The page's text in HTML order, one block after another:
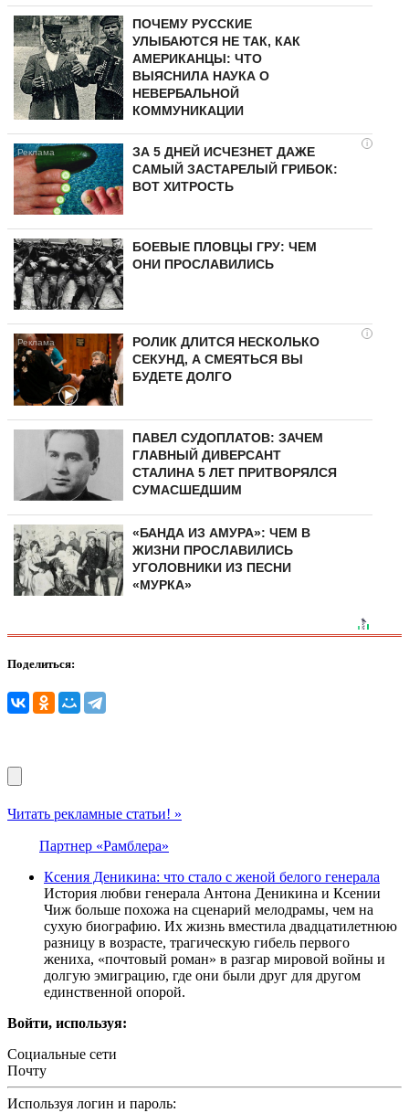
ПОЧЕМУ РУССКИЕ
УЛЫБАЮТСЯ НЕ ТАК, КАК
АМЕРИКАНЦЫ: ЧТО
ВЫЯСНИЛА НАУКА О
НЕВЕРБАЛЬНОЙ
КОММУНИКАЦИИ
i
ЗА 5 ДНЕЙ ИСЧЕЗНЕТ ДАЖЕ
САМЫЙ ЗАСТАРЕЛЫЙ ГРИБОК:
ВОТ ХИТРОСТЬ
БОЕВЫЕ ПЛОВЦЫ ГРУ: ЧЕМ
ОНИ ПРОСЛАВИЛИСЬ
i
РОЛИК ДЛИТСЯ НЕСКОЛЬКО
СЕКУНД, А СМЕЯТЬСЯ ВЫ
БУДЕТЕ ДОЛГО
ПАВЕЛ СУДОПЛАТОВ: ЗАЧЕМ
ГЛАВНЫЙ ДИВЕРСАНТ
СТАЛИНА 5 ЛЕТ ПРИТВОРЯЛСЯ
СУМАСШЕДШИМ
«БАНДА ИЗ АМУРА»: ЧЕМ В
ЖИЗНИ ПРОСЛАВИЛИСЬ
УГОЛОВНИКИ ИЗ ПЕСНИ
«МУРКА»
Поделиться:
Читать рекламные статьи! »
Партнер «Рамблера»
Ксения Деникина: что стало с женой белого генерала
История любви генерала Антона Деникина и Ксении
Чиж больше похожа на сценарий мелодрамы, чем на
сухую биографию. Их жизнь вместила двадцатилетнюю
разницу в возрасте, трагическую гибель первого
жениха, «почтовый роман» в разгар мировой войны и
долгую эмиграцию, где они были друг для другом
единственной опорой.
Войти, используя:
Социальные сети
Почту
Используя логин и пароль: